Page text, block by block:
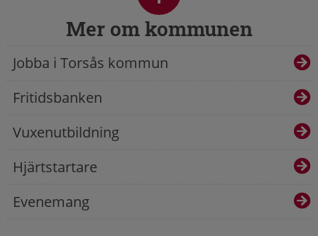
Mer om kommunen
Jobba i Torsås kommun
Fritidsbanken
Vuxenutbildning
Hjärtstartare
Evenemang